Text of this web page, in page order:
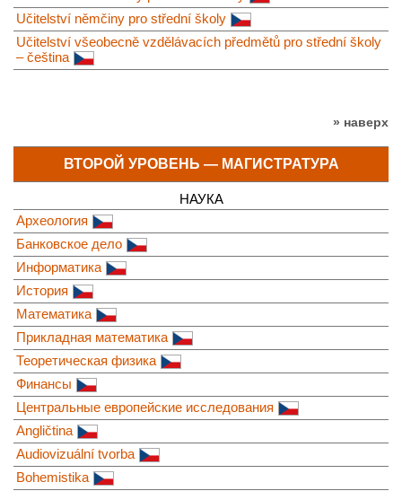
Učitelství němčiny pro střední školy
Učitelství všeobecně vzdělávacích předmětů pro střední školy
– čeština
» наверх
ВТОРОЙ УРОВЕНЬ — МАГИСТРАТУРА
НАУКА
Археология
Банковское дело
Информатика
История
Математика
Прикладная математика
Теоретическая физика
Финансы
Центральные европейские исследования
Angličtina
Audiovizuální tvorba
Bohemistika